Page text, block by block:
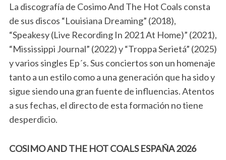
La discografía de Cosimo And The Hot Coals consta
de sus discos “Louisiana Dreaming” (2018),
“Speakesy (Live Recording In 2021 At Home)” (2021),
“Mississippi Journal” (2022) y “Troppa Serietá” (2025)
y varios singles Ep´s. Sus conciertos son un homenaje
tanto a un estilo como a una generación que ha sido y
sigue siendo una gran fuente de influencias. Atentos
a sus fechas, el directo de esta formación no tiene
desperdicio.
COSIMO AND THE HOT COALS ESPAÑA 2026